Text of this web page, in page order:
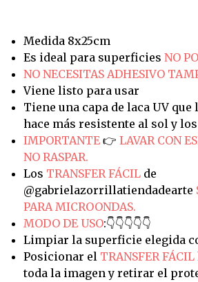
Medida 8x25cm
Es ideal para superficies NO
NO NECESITAS ADHESIVO
Viene listo para usar
Tiene una capa de laca UV
hace más resistente al sol y
IMPORTANTE 👉 LAVAR CON
NO RASPAR.
Los TRANSFER FÁCILde
@gabrielazorrillatiendadearte
PARA MICROONDAS.
MODO DE USO:👇👇👇👇👇
Limpiar la superficie elegida
Posicionar el TRANSFER FÁCIL
toda la imagen y retirar el